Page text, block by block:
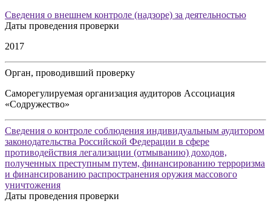
Сведения о внешнем контроле (надзоре) за деятельностью
Даты проведения проверки
2017
Орган, проводивший проверку
Саморегулируемая организация аудиторов Ассоциация
«Содружество»
Сведения о контроле соблюдения индивидуальным аудитором
законодательства Российской Федерации в сфере
противодействия легализации (отмыванию) доходов,
полученных преступным путем, финансированию терроризма
и финансированию распространения оружия массового
уничтожения
Даты проведения проверки